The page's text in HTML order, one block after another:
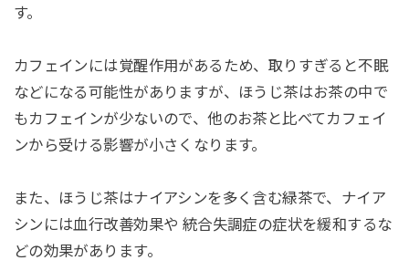
す。
カフェインには覚醒作用があるため、取りすぎると不眠
などになる可能性がありますが、ほうじ茶はお茶の中で
もカフェインが少ないので、他のお茶と比べてカフェイ
ンから受ける影響が小さくなります。
また、ほうじ茶はナイアシンを多く含む緑茶で、ナイア
シンには血行改善効果や 統合失調症の症状を緩和するな
どの効果があります。